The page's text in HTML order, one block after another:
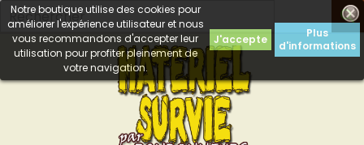

Notre boutique utilise des cookies pour
améliorer l'expérience utilisateur et nous
vous recommandons d'accepter leur
utilisation pour profiter pleinement de
votre navigation.
J'accepte
Plus
d'informations